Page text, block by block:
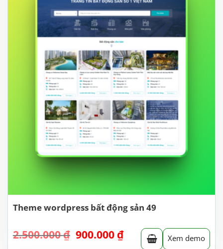
Theme wordpress bất động sản 49
2.500.000₫ Giá
900.000 ₫Giá
hiện Xem demo